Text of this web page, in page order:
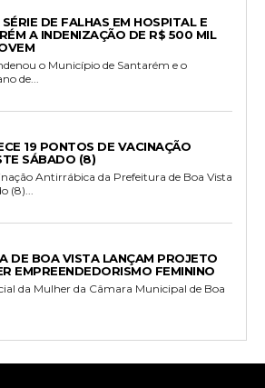
DE FALHAS EM HOSPITAL E
A INDENIZAÇÃO DE R$ 500 MIL
o Município de Santarém e o
de...
19 PONTOS DE VACINAÇÃO
SÁBADO (8)
Antirrábica da Prefeitura de Boa Vista
(8)...
DE BOA VISTA LANÇAM PROJETO
EMPREENDEDORISMO FEMININO
da Mulher da Câmara Municipal de Boa